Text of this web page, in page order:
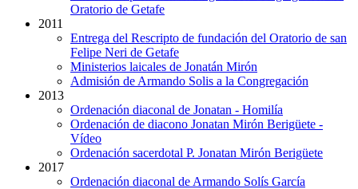
Oratorio de Getafe
2011
Entrega del Rescripto de fundación del Oratorio de san
Felipe Neri de Getafe
Ministerios laicales de Jonatán Mirón
Admisión de Armando Solis a la Congregación
2013
Ordenación diaconal de Jonatan - Homilía
Ordenación de diacono Jonatan Mirón Berigüete -
Vídeo
Ordenación sacerdotal P. Jonatan Mirón Berigüete
2017
Ordenación diaconal de Armando Solís García